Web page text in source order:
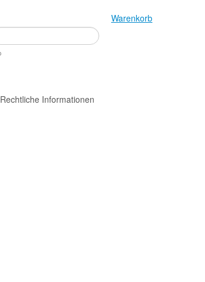
Warenkorb
Rechtliche Informationen